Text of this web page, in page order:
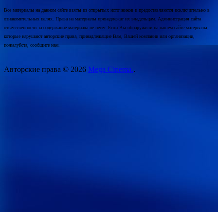
Все материалы на данном сайте взяты из открытых источников и предоставляются исключительно в
ознакомительных целях. Права на материалы принадлежат их владельцам. Администрация сайта
ответственности за содержание материала не несет. Если Вы обнаружили на нашем сайте материалы,
которые нарушают авторские права, принадлежащие Вам, Вашей компании или организации,
пожалуйста, сообщите нам.
Авторские права © 2026 Mega Cinema..